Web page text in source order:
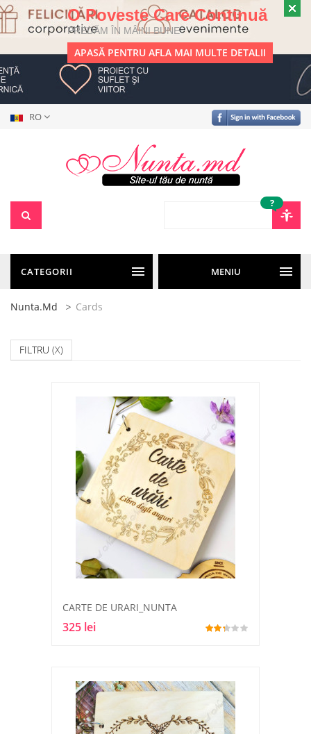
O Poveste Care Continuă
PREDĂM ÎN MÂINI BUNE
APASĂ PENTRU AFLA MAI MULTE DETALII
RO
?
CATEGORII MENIU
Nunta.md Cards
FILTRU (X)
CARTE DE URARI_NUNTA
325 lei